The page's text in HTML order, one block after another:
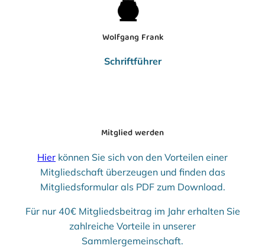
Wolfgang Frank
Schriftführer
Mitglied werden
Hier können Sie sich von den Vorteilen einer
Mitgliedschaft überzeugen und finden das
Mitgliedsformular als PDF zum Download.
Für nur 40€ Mitgliedsbeitrag im Jahr erhalten Sie
zahlreiche Vorteile in unserer
Sammlergemeinschaft.